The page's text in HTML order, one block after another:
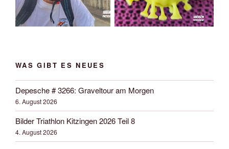
WAS GIBT ES NEUES
Depesche # 3266: Graveltour am Morgen
6. August 2026
Bilder Triathlon Kitzingen 2026 Teil 8
4. August 2026